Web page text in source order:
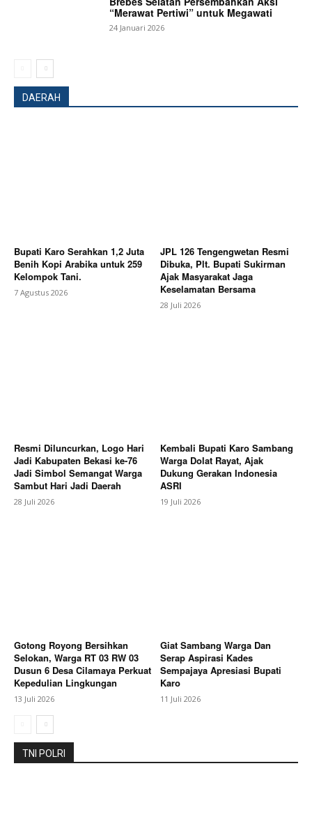
“Merawat Pertiwi” untuk Megawati
24 Januari 2026
DAERAH
Bupati Karo Serahkan 1,2 Juta
Benih Kopi Arabika untuk 259
Kelompok Tani.
7 Agustus 2026
JPL 126 Tengengwetan Resmi
Dibuka, Plt. Bupati Sukirman
Ajak Masyarakat Jaga
Keselamatan Bersama
28 Juli 2026
Resmi Diluncurkan, Logo Hari
Jadi Kabupaten Bekasi ke-76
Jadi Simbol Semangat Warga
Sambut Hari Jadi Daerah
28 Juli 2026
Kembali Bupati Karo Sambang
Warga Dolat Rayat, Ajak
Dukung Gerakan Indonesia
ASRI
19 Juli 2026
Gotong Royong Bersihkan
Selokan, Warga RT 03 RW 03
Dusun 6 Desa Cilamaya Perkuat
Kepedulian Lingkungan
13 Juli 2026
Giat Sambang Warga Dan
Serap Aspirasi Kades
Sempajaya Apresiasi Bupati
Karo
11 Juli 2026
TNI POLRI